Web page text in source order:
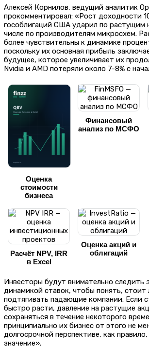
Алексей Корнилов, ведущий аналитик
прокомментировал: «Рост доходности
гособлигаций США ударил по растущим
числе по производителям микросхем.
более чувствительны к динамике
поскольку их основная прибыль
будущее, которое увеличивает их
Nvidia и AMD потеряли около 7-8% с
Оценка
стоимости
бизнеса
Финансовый
анализ по МСФО
Расчёт NPV, IRR
в Excel
Оценка акций и
облигаций
Инвесторы будут внимательно следить
динамикой ставок, чтобы понять, стоит
подтягивать падающие компании. Если
быстро расти, давление на растущие
сохраняться в течение некоторого
принципиально их бизнес от этого не
долгосрочной перспективе, как
значение».